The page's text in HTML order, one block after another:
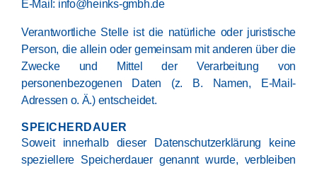
E-Mail: info@heinks-gmbh.de
Verantwortliche Stelle ist die natürliche oder juristische
Person, die allein oder gemeinsam mit anderen über die
Zwecke und Mittel der Verarbeitung von
personenbezogenen Daten (z. B. Namen, E-Mail-
Adressen o. Ä.) entscheidet.
SPEICHERDAUER
Soweit innerhalb dieser Datenschutzerklärung keine
speziellere Speicherdauer genannt wurde, verbleiben